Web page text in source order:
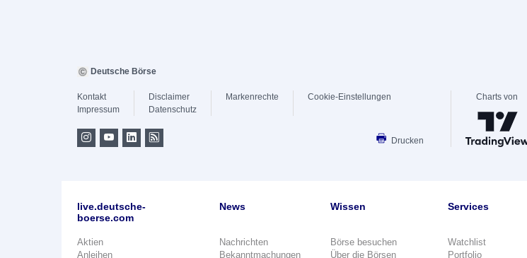
Deutsche Börse
Kontakt
Impressum
Disclaimer
Datenschutz
Markenrechte Cookie-Einstellungen
Drucken
Charts von
live.deutsche-
boerse.com
Aktien
Anleihen
News
Nachrichten
Bekanntmachungen
Wissen
Börse besuchen
Über die Börsen
Services
Watchlist
Portfolio